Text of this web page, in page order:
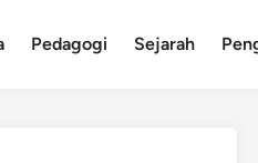
Pedagogi Sejarah